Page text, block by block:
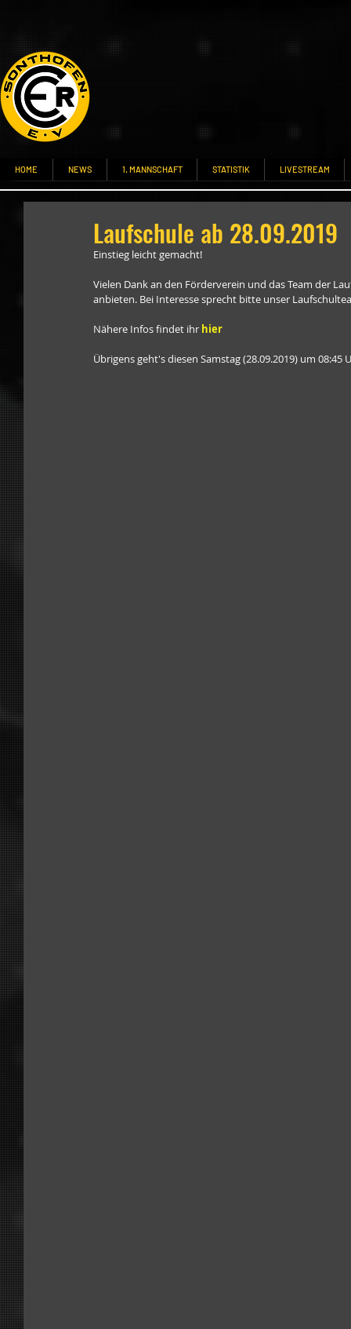
HOME NEWS 1. MANNSCHAFT STATISTIK LIVESTREAM
Laufschule ab 28.09.2019
Einstieg leicht gemacht!
Vielen Dank an den Förderverein und das Team der
anbieten. Bei Interesse sprecht bitte unser
Nähere Infos findet ihr hier
Übrigens geht's diesen Samstag (28.09.2019) um